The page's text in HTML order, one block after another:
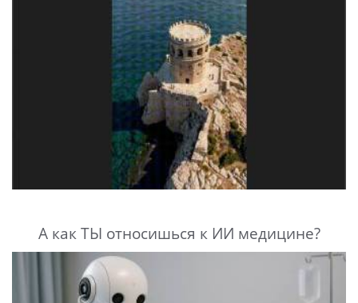
А как ТЫ относишься к ИИ медицине?